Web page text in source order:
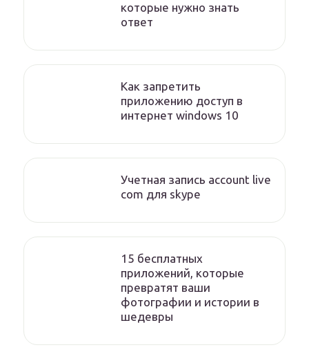
которые нужно знать
ответ
Как запретить
приложению доступ в
интернет windows 10
Учетная запись account live
com для skype
15 бесплатных
приложений, которые
превратят ваши
фотографии и истории в
шедевры